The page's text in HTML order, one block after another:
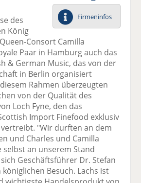
el
a
uf
F
ac
e
b
o
o
k
te
il
e
n
el
t
wi
er
n
el
a
uf
k
e
di
n
te
e
n
el
p
er
m
ai
l
er
n
d
e
el
D
ru
n
Firmeninfos
des
König
Consort Camilla
Paar in Hamburg auch das
& German Music, das von der
in Berlin organisiert
Rahmen überzeugten
von der Qualität des
Loch Fyne, den das
Import Finefood exklusiv
"Wir durften an dem
und Charles und Camilla
selbst an unserem Stand
Geschäftsführer Dr. Stefan
Besuch. Lachs ist